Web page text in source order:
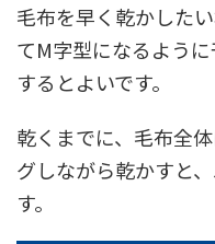
毛布を早く乾かした
てM字型になるよう
するとよいです。
乾くまでに、毛布全
グしながら乾かすと
す。